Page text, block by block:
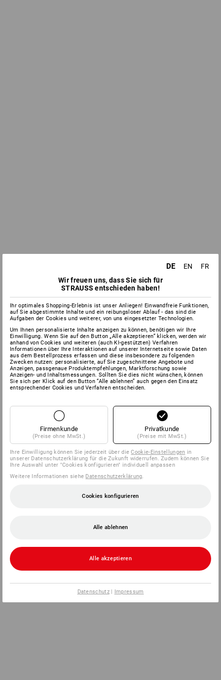
DE EN
FR
Wir freuen uns, dass Sie sich für
STRAUSS entschieden haben!
Ihr optimales Shopping-Erlebnis ist unser Anliegen! Einwandfreie Funktionen,
auf Sie abgestimmte Inhalte und ein reibungsloser Ablauf - das sind die
Aufgaben der Cookies und weiterer, von uns eingesetzter Technologien.
Um Ihnen personalisierte Inhalte anzeigen zu können, benötigen wir Ihre
Einwilligung. Wenn Sie auf den Button „Alle akzeptieren“ klicken, werden wir
anhand von Cookies und weiteren (auch KI-gestützten) Verfahren
Informationen über Ihre Interaktionen auf unserer Internetseite sowie Daten
aus dem Bestellprozess erfassen und diese insbesondere zu folgenden
Zwecken nutzen: personalisierte, auf Sie zugeschnittene Angebote und
Anzeigen, passgenaue Produktempfehlungen, Marktforschung sowie
Anzeigen- und Inhaltsmessungen. Sollten Sie dies nicht wünschen, können
Sie sich per Klick auf den Button “Alle ablehnen” auch gegen den Einsatz
entsprechender Cookies und Verfahren entscheiden.
Firmenkunde
(Preise ohne MwSt.)
Privatkunde
(Preise mit MwSt.)
Ihre Einwilligung können Sie jederzeit über dieCookie-Einstellungen in
unserer Datenschutzerklärung für die Zukunft widerrufen. Zudem können Sie
Ihre Auswahl unter "Cookies konfigurieren" individuell anpassen
Weitere Informationen siehe Datenschutzerklärung.
Cookies konfigurieren
Alle ablehnen
Alle akzeptieren
Datenschutz| Impressum